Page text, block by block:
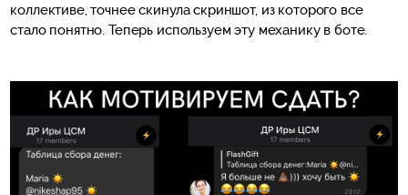
коллективе, точнее скинула скриншот, из которого все
стало понятно. Теперь используем эту механику в боте.